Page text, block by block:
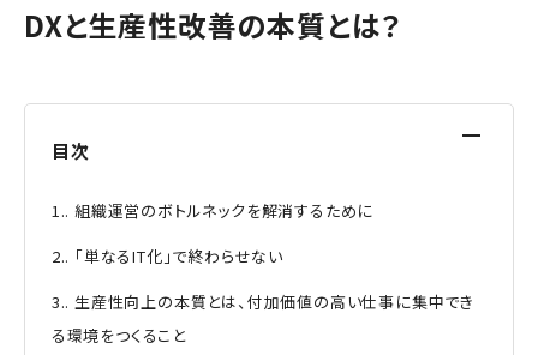
DXと生産性改善の本質とは？
目次
1. 組織運営のボトルネックを解消するために
2. 「単なるIT化」で終わらせない
3. 生産性向上の本質とは、付加価値の高い仕事に集中でき
る環境をつくること